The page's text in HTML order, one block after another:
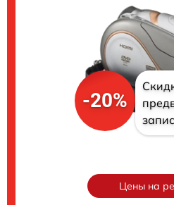
-20%
Цены на